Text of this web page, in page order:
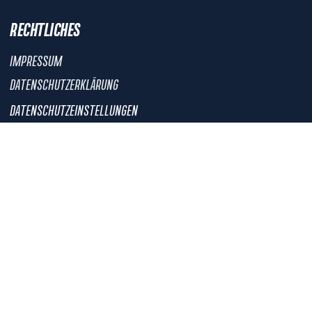
RECHTLICHES
IMPRESSUM
DATENSCHUTZERKLÄRUNG
DATENSCHUTZEINSTELLUNGEN